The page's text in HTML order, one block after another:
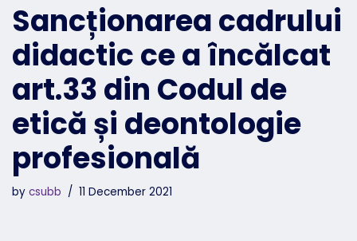
Sancționarea cadrului
didactic ce a încălcat
art.33 din Codul de
etică și deontologie
profesională
by csubb 11 December 2021